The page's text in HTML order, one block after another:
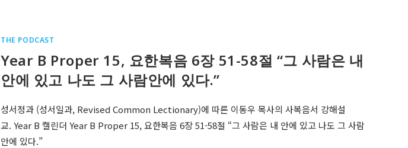
THE PODCAST
Year B Proper 15, 요한복음 6장 51-58절 “그 사람은 내
안에 있고 나도 그 사람안에 있다.”
성서정과 (성서일과, Revised Common Lectionary)에 따른 이동우 목사의 사복음서 강해설
교. Year B 캘린더 Year B Proper 15, 요한복음 6장 51-58절 “그 사람은 내 안에 있고 나도 그 사람
안에 있다.”